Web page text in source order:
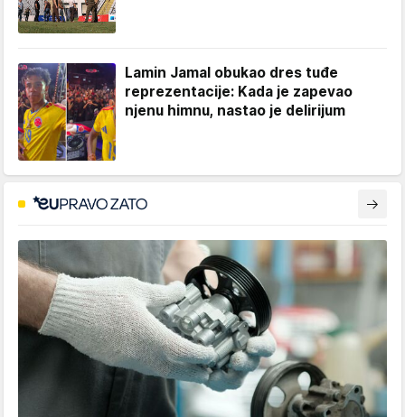
Lamin Jamal obukao dres tuđe
reprezentacije: Kada je zapevao
njenu himnu, nastao je delirijum